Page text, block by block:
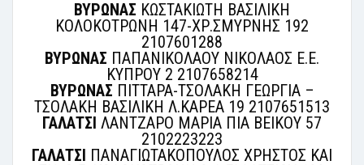
ΒΥΡΩΝΑΣ ΚΩΣΤΑΚΙΩΤΗ ΒΑΣΙΛΙΚΗ
ΚΟΛΟΚΟΤΡΩΝΗ 147-ΧΡ.ΣΜΥΡΝΗΣ 192
2107601288
ΒΥΡΩΝΑΣ ΠΑΠΑΝΙΚΟΛΑΟΥ ΝΙΚΟΛΑΟΣ Ε.Ε.
ΚΥΠΡΟΥ 2 2107658214
ΒΥΡΩΝΑΣ ΠΙΤΤΑΡΑ-ΤΣΟΛΑΚΗ ΓΕΩΡΓΙΑ –
ΤΣΟΛΑΚΗ ΒΑΣΙΛΙΚΗ Λ.ΚΑΡΕΑ 19 2107651513
ΓΑΛΑΤΣΙ ΛΑΝΤΖΑΡΟ ΜΑΡΙΑ ΠΙΑ ΒΕΙΚΟΥ 57
2102223223
ΓΑΛΑΤΣΙ ΠΑΝΑΓΙΩΤΑΚΟΠΟΥΛΟΣ ΧΡΗΣΤΟΣ ΚΑΙ